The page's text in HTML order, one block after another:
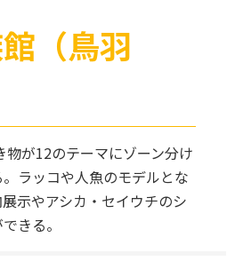
（鳥羽
が12のテーマにゾーン分け
ラッコや人魚のモデルとな
示やアシカ・セイウチのシ
きる。